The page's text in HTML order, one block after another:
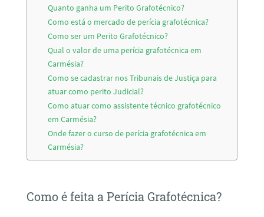
Quanto ganha um Perito Grafotécnico?
Como está o mercado de perícia grafotécnica?
Como ser um Perito Grafotécnico?
Qual o valor de uma perícia grafotécnica em
Carmésia?
Como se cadastrar nos Tribunais de Justiça para
atuar como perito Judicial?
Como atuar como assistente técnico grafotécnico
em Carmésia?
Onde fazer o curso de perícia grafotécnica em
Carmésia?
Como é feita a Perícia Grafotécnica?